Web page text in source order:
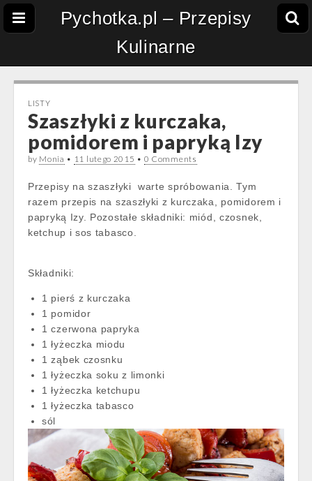
Pychotka.pl – Przepisy
Kulinarne
LISTY
Szaszłyki z kurczaka,
pomidorem i papryką Izy
by Monia • 11 lutego 2015 • 0 Comments
Przepisy na szaszłyki warte spróbowania. Tym
razem przepis na szaszłyki z kurczaka, pomidorem i
papryką Izy. Pozostałe składniki: miód, czosnek,
ketchup i sos tabasco.
Składniki:
1 pierś z kurczaka
1 pomidor
1 czerwona papryka
1 łyżeczka miodu
1 ząbek czosnku
1 łyżeczka soku z limonki
1 łyżeczka ketchupu
1 łyżeczka tabasco
sól